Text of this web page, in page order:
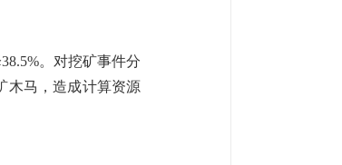
。对挖矿事件分
木马，造成计算资源